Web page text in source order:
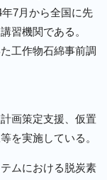
7月から全国に先
習機関である。
工作物石綿事前調
画策定支援、仮置
を実施している。
ムにおける脱炭素